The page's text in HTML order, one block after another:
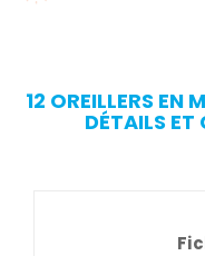
12 OREILLERS EN
DÉTAILS ET